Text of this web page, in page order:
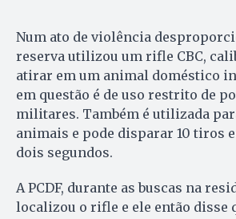
Num ato de violência
reserva utilizou um rifle CBC,
atirar em um animal doméstico
em questão é de uso restrito de
militares. Também é utilizada
animais e pode disparar 10 tiros
dois segundos.
A PCDF, durante as buscas na
localizou o rifle e ele então disse